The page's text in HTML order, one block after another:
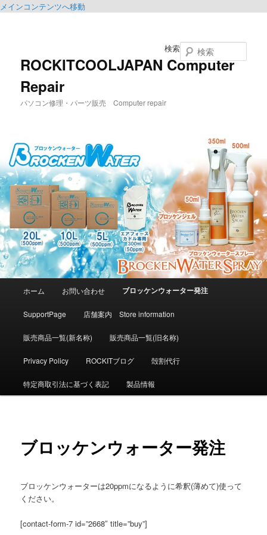
メインコンテンツへ移動
ROCKITCOOLJAPAN Computer
Repair
パソコン修理・パーツ販売 Computer repair
検索
ホーム お問い合わせ ブロッケンウォーター発注
SupportPage 店舗案内 Store information
販売商品一覧(新名称) 販売商品一覧(旧名称)
Privacy Policy ROCKITブログ 殻割代行
特定商取引法に基づく表記 製品情報
ブロッケンウォーター発注
ブロッケンウォーターは20ppmになるように希釈(薄めて)使って
ください。
[contact-form-7 id=”2668″ title=”buy”]